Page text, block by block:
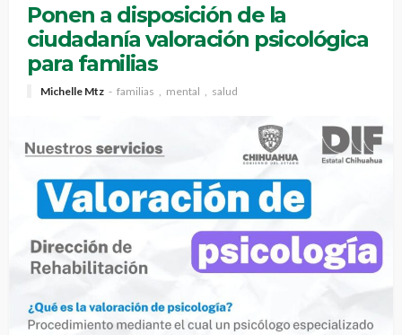
Ponen a disposición de la
ciudadanía valoración psicológica
para familias
Michelle Mtz familias mental salud